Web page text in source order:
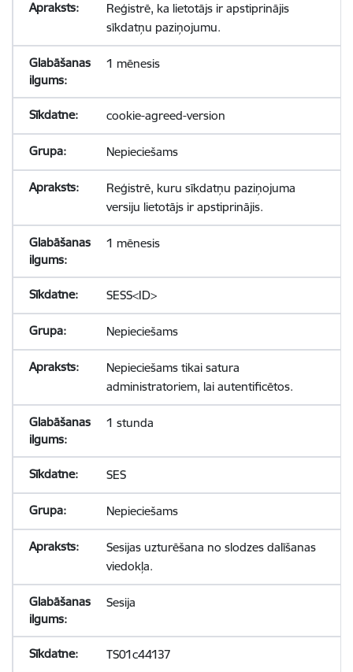
Reģistrē, ka lietotājs ir apstiprinājis
sīkdatņu paziņojumu.
1 mēnesis
cookie-agreed-version
Nepieciešams
Reģistrē, kuru sīkdatņu paziņojuma
versiju lietotājs ir apstiprinājis.
1 mēnesis
SESS<ID>
Nepieciešams
Nepieciešams tikai satura
administratoriem, lai autentificētos.
1 stunda
SES
Nepieciešams
Sesijas uzturēšana no slodzes dalīšanas
viedokļa.
Sesija
TS01c44137